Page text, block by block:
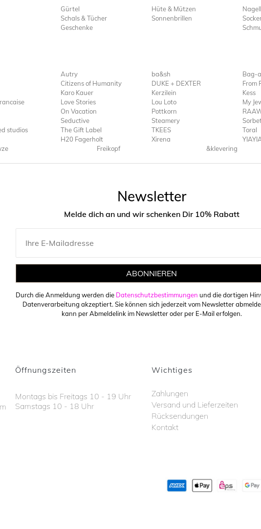
Gürtel Hüte & Mützen
Schals & Tücher Sonnenbrillen
Geschenke
Autry ba&sh Bag-
Citizens of Humanity DUKE + DEXTER From
Karo Kauer Kerzilein Kess
Love Stories Lou Loto My
On Vacation Pottkorn
Seductive Steamery
studios The Gift Label TKEES Toral
H20 Fagerholt Xirena
Freikopf &klevering
Newsletter
Melde dich an und wir schenken Dir 10% Rabatt
ABONNIEREN
Durch die Anmeldung werden die Datenschutzbestimmungen und die dortigen
Datenverarbeitung akzeptiert. Sie können sich jederzeit vom Newsletter
kann per Abmeldelink im Newsletter oder per E-Mail erfolgen.
Öffnungszeiten
Montags bis Freitags 10 - 19 Uhr
Samstags 10 - 18 Uhr
Wichtiges
Zahlungen
Versand und Lieferzeiten
Rücksendungen
Kontakt